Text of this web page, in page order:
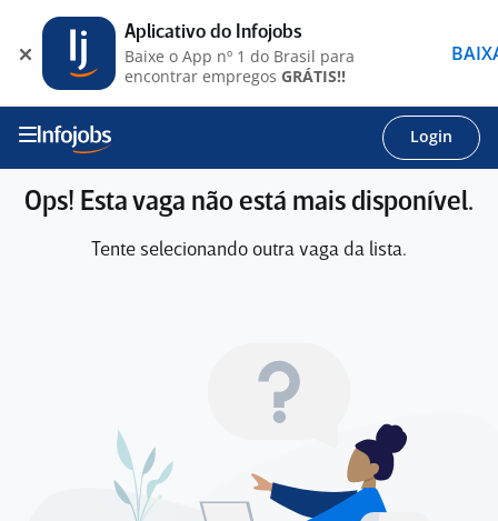
Login
Ops! Esta vaga não está mais disponível.
Tente selecionando outra vaga da lista.
Aplicativo do Infojobs
Baixe o App nº 1 do Brasil para
encontrar empregos GRÁTIS!!